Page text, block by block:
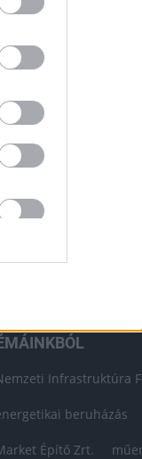
A
a
Infrastruktúra
beruházás
Építő Zrt.